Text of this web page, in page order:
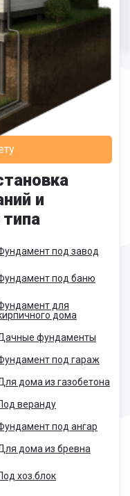
и
под завод
под баню
для
дома
фундаменты
под гараж
дома из газобетона
веранду
под ангар
дома из бревна
хоз.блок